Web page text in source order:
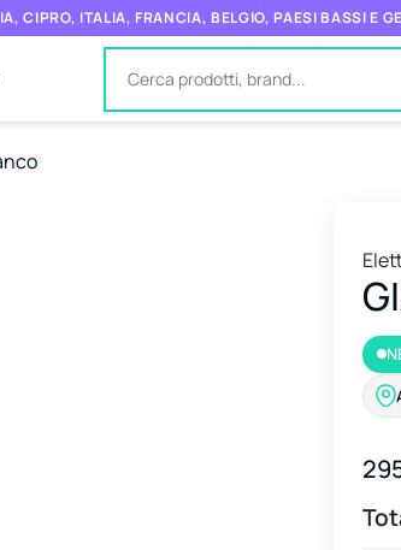
CIPRO, ITALIA, FRANCIA, BELGIO, PAESI BASSI E